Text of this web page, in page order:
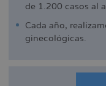
de 1.200 casos al
Cada año,
ginecológicas.